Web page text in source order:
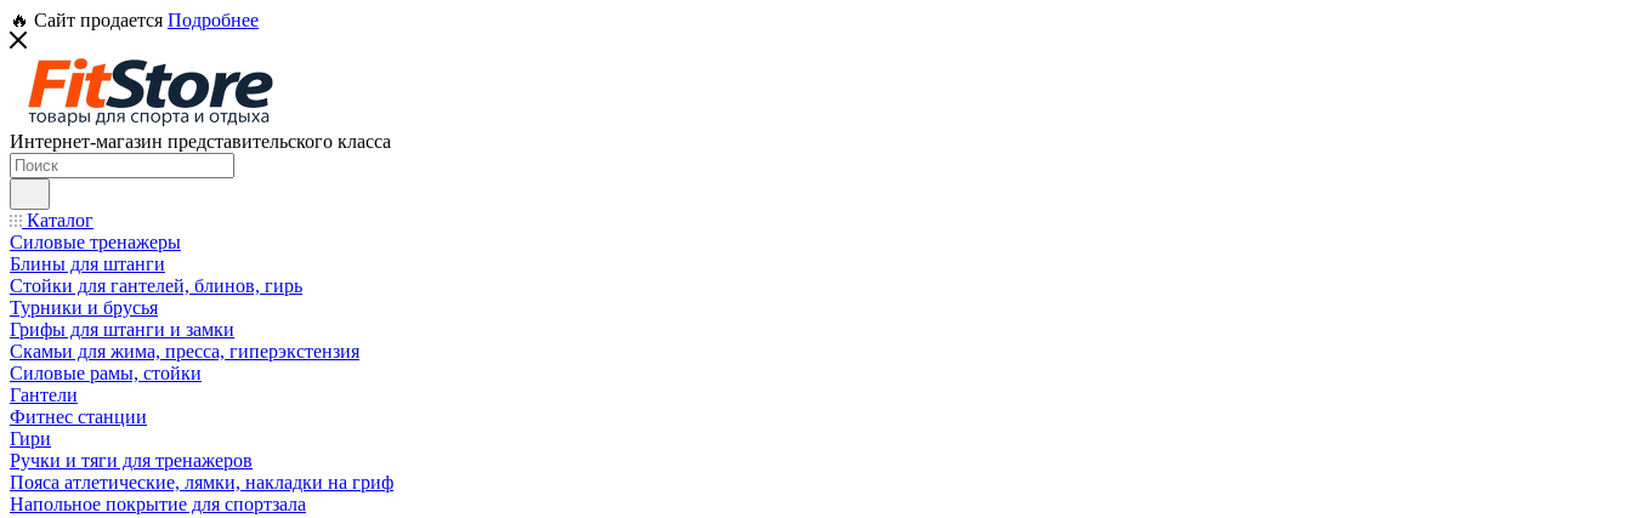
🔥 Сайт продается Подробнее
Интернет-магазин представительского класса
Каталог
Силовые тренажеры
Блины для штанги
Стойки для гантелей, блинов, гирь
Турники и брусья
Грифы для штанги и замки
Скамьи для жима, пресса, гиперэкстензия
Силовые рамы, стойки
Гантели
Фитнес станции
Гири
Ручки и тяги для тренажеров
Пояса атлетические, лямки, накладки на гриф
Напольное покрытие для спортзала